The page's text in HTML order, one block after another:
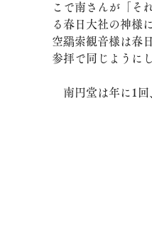
こで南さんが「そ
る春日大社の神様
空羂索観音様は春
参拝で同じように
南円堂は年に1回